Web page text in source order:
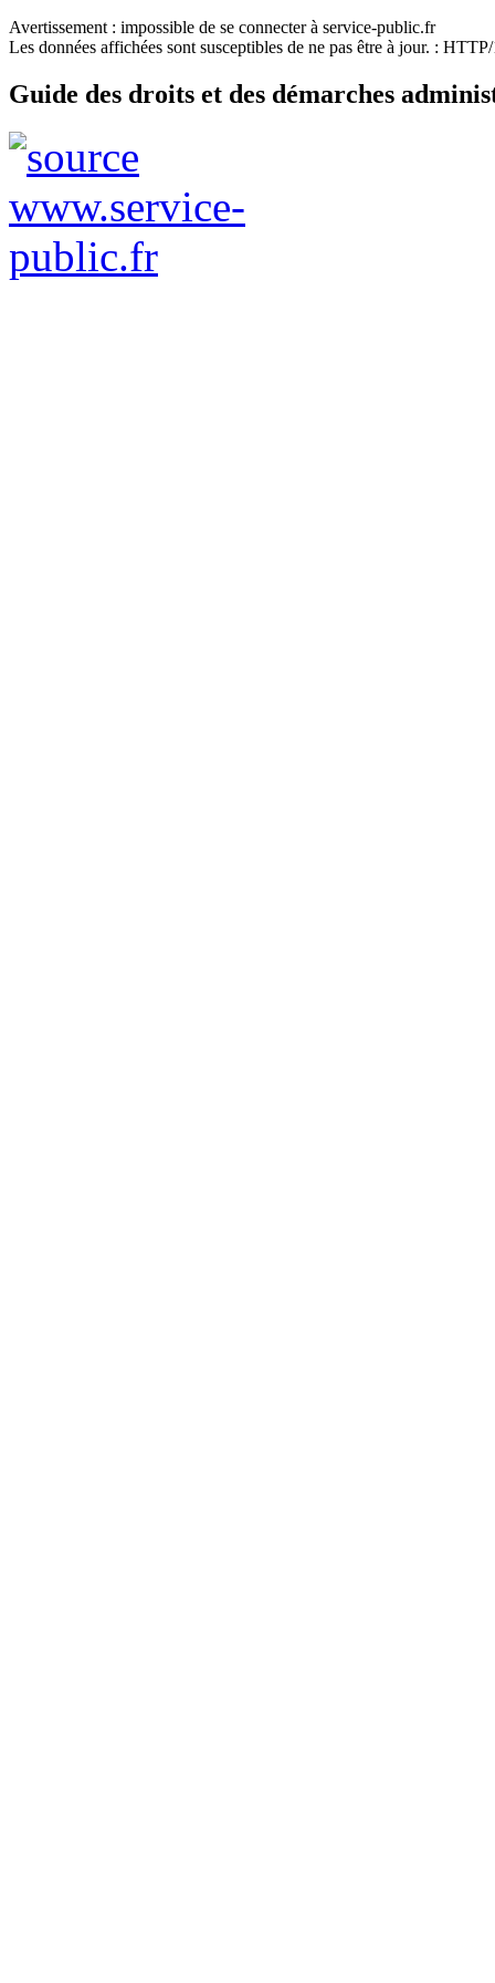
Avertissement : impossible de se connecter à service-public.fr
Les données affichées sont susceptibles de ne pas être à jour. :
Guide des droits et des démarches